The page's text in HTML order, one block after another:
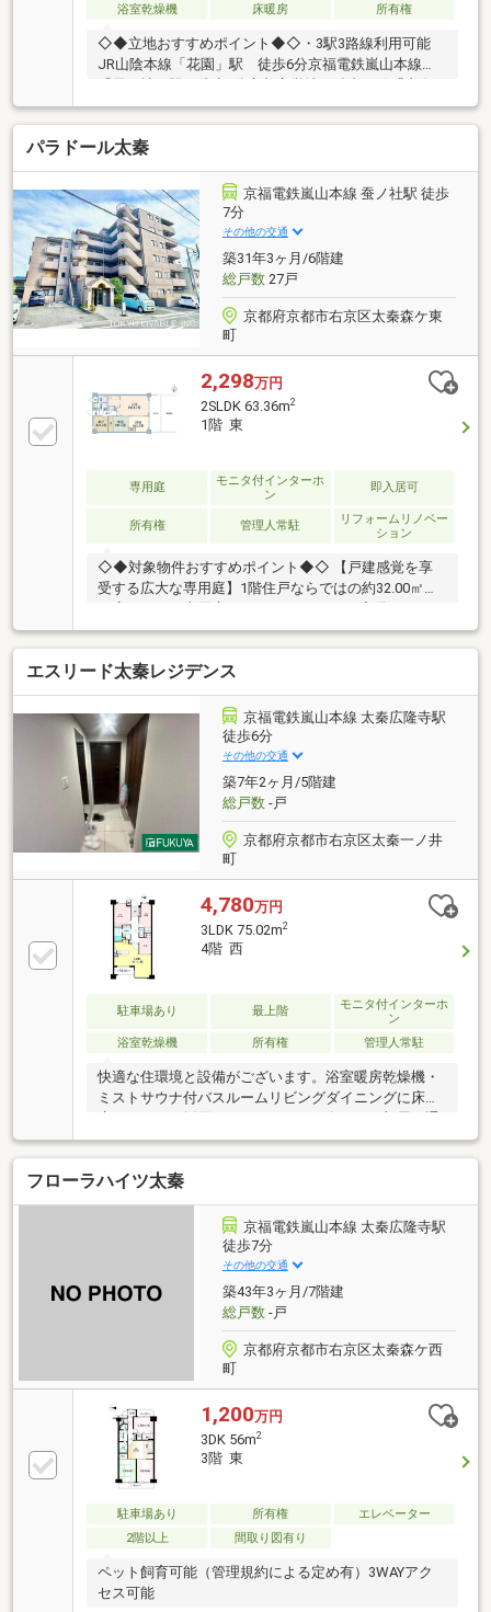
浴室乾燥機
床暖房 所有権
◇◆立地おすすめポイント◆◇・3駅3路線利用可能
JR山陰本線「花園」駅 徒歩6分京福電鉄嵐山本線
「蚕ノ社」駅 徒歩9分京都市営地下鉄東西線「太秦
天神川」駅徒歩10分・徒歩圏にスーパーマーケット、
コンビニ、郵便局などが周囲に揃う、至便環境。◇◆
対象住戸おすすめポイント◇◆・2024年建築・プレサ
ンスコーポレーション施工マンション・5階建最上階
部分・2LDKタイプ・壁芯56.62㎡・大きな窓でバルコ
ニーとつながった光と開放感にあふれるLDK・LDKか
らは、嵐山が望むことができ、春には桜・秋には紅葉
をお楽しみいただけます。・ペット飼育可（規約によ
る制限有り）
パラドール太秦
京福電鉄嵐山本線 蚕ノ社駅 徒歩
7分
その他の交通
築31年3ヶ月/6階建
総戸数27戸
京都府京都市右京区太秦森ケ東
町
2,298万円
2SLDK 63.36m2
1階 東
専用庭
モニタ付インターホ
ン
即入居可
所有権 管理人常駐
リフォームリノベー
ション
◇◆対象物件おすすめポイント◆◇ 【戸建感覚を享
受する広大な専用庭】1階住戸ならではの約32.00㎡も
す。 お子様の遊び場やガーデニング、アウトドアリビ
ングとしてなど、マンションでありながら開放感あふ
れる暮らしを実現します 。 専有面積63.36㎡の
2LDK+S（納戸）タイプで、各居室や廊下にも収納が
充実しており、居住空間を有効に活用いただけます
エスリード太秦レジデンス
京福電鉄嵐山本線 太秦広隆寺駅
徒歩6分
その他の交通
築7年2ヶ月/5階建
総戸数-戸
京都府京都市右京区太秦一ノ井
町
4,780万円
3LDK 75.02m2
4階 西
駐車場あり 最上階
モニタ付インターホ
ン
浴室乾燥機
所有権 管理人常駐
快適な住環境と設備がございます。浴室暖房乾燥機・
ミストサウナ付バスルームリビングダイニングに床暖
りに面しており開放感があり、風通しも良好
フローラハイツ太秦
京福電鉄嵐山本線 太秦広隆寺駅
徒歩7分
その他の交通
築43年3ヶ月/7階建
総戸数-戸
京都府京都市右京区太秦森ケ西
町
1,200万円
3DK 56m2
3階 東
駐車場あり 所有権
エレベーター
2階以上
間取り図有り
ペット飼育可能（管理規約による定め有）3WAYアク
セス可能